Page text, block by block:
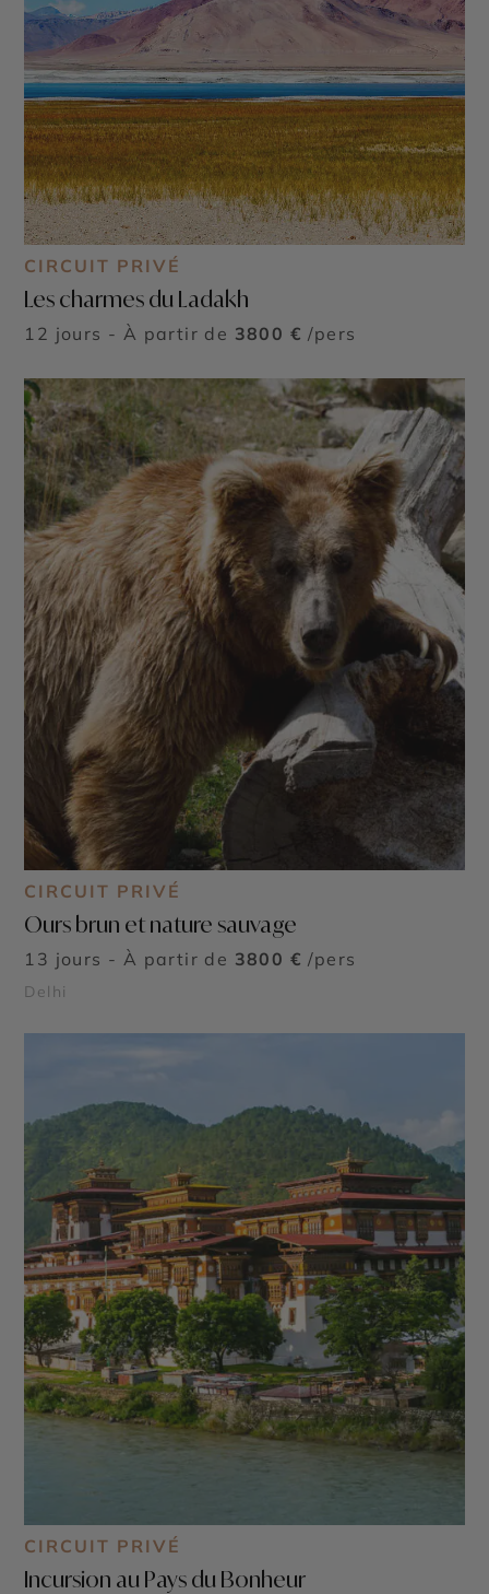
CIRCUIT PRIVÉ
Les charmes du Ladakh
12 jours - À partir de 3800 € /pers
CIRCUIT PRIVÉ
Ours brun et nature sauvage
13 jours - À partir de 3800 € /pers
Delhi
CIRCUIT PRIVÉ
Incursion au Pays du Bonheur